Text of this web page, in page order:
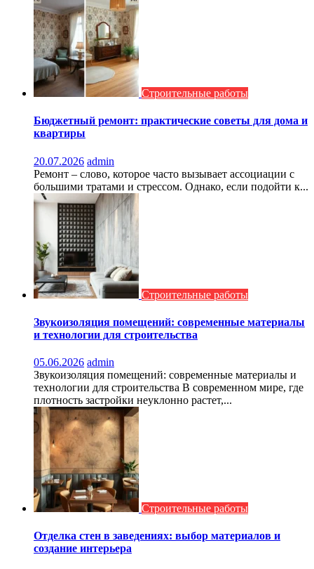
Строительные работы
Бюджетный ремонт: практические советы для дома и
квартиры
20.07.2026 admin
Ремонт – слово, которое часто вызывает ассоциации с
большими тратами и стрессом. Однако, если подойти к...
Строительные работы
Звукоизоляция помещений: современные материалы
и технологии для строительства
05.06.2026 admin
Звукоизоляция помещений: современные материалы и
технологии для строительства В современном мире, где
плотность застройки неуклонно растет,...
Строительные работы
Отделка стен в заведениях: выбор материалов и
создание интерьера